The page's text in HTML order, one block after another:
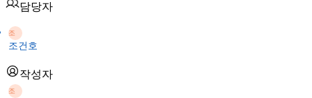
담당자
조
조건호
작성자
조